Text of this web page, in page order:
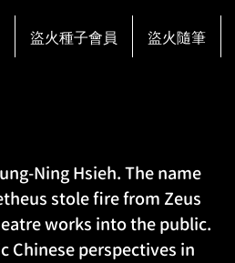
盜火種子會員 盜火隨筆
Ning Hsieh. The name
stole fire from Zeus
works into the public.
Chinese perspectives in